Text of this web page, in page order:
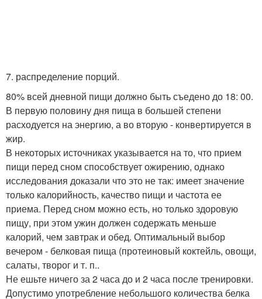
7. распределение порций.
80% всей дневной пищи должно быть съедено до 18: 00.
В первую половину дня пища в большей степени
расходуется на энергию, а во вторую - конвертируется в
жир.
В некоторых источниках указывается на то, что прием
пищи перед сном способствует ожирению, однако
исследования доказали что это не так: имеет значение
только калорийность, качество пищи и частота ее
приема. Перед сном можно есть, но только здоровую
пищу, при этом ужин должен содержать меньше
калорий, чем завтрак и обед. Оптимальный выбор
вечером - белковая пища (протеиновый коктейль, овощи,
салаты, творог и т. п..
Не ешьте ничего за 2 часа до и 2 часа после тренировки.
Допустимо употребление небольшого количества белка